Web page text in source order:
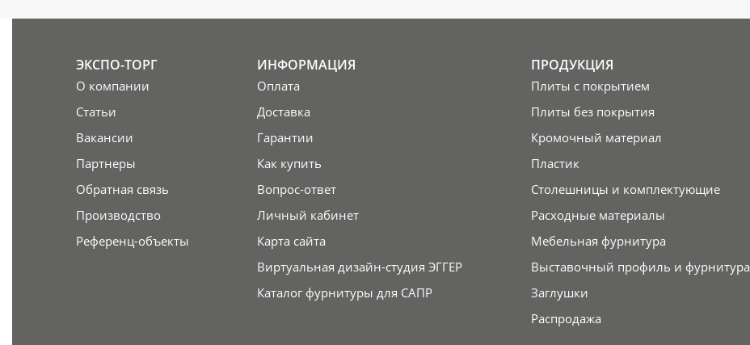
ЭКСПО-ТОРГ
О компании
Статьи
Вакансии
Партнеры
Обратная связь
Производство
Референц-объекты
ИНФОРМАЦИЯ
Оплата
Доставка
Гарантии
Как купить
Вопрос-ответ
Личный кабинет
Карта сайта
Виртуальная дизайн-студия ЭГГЕР
Каталог фурнитуры для САПР
ПРОДУКЦИЯ
Плиты с покрытием
Плиты без покрытия
Кромочный материал
Пластик
Столешницы и комплектующие
Расходные материалы
Мебельная фурнитура
Выставочный профиль и фурнитура
Заглушки
Распродажа